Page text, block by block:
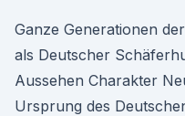
Ganze Generationen
als Deutscher
Aussehen Charakter
Ursprung des